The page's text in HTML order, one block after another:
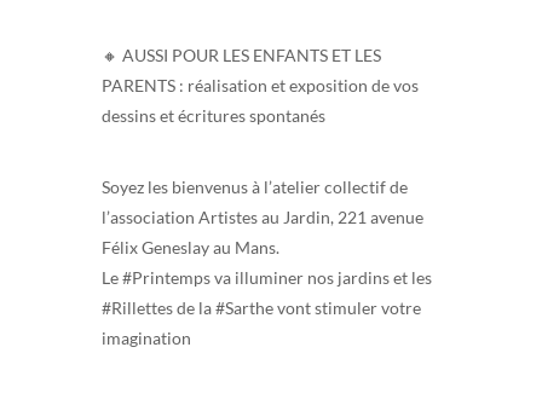
🔸️ AUSSI POUR LES ENFANTS ET LES
PARENTS : réalisation et exposition de vos
dessins et écritures spontanés
Soyez les bienvenus à l’atelier collectif de
l’association Artistes au Jardin, 221 avenue
Félix Geneslay au Mans.
Le #Printemps va illuminer nos jardins et les
#Rillettes de la #Sarthe vont stimuler votre
imagination